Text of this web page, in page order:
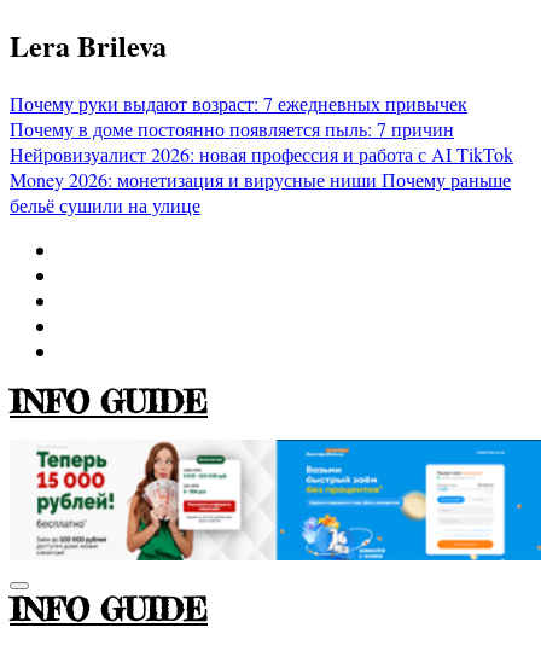
Перейти
к
Lera Brileva
Почему руки выдают возраст: 7 ежедневных привычек
Почему в доме постоянно появляется пыль: 7 причин
Нейровизуалист 2026: новая профессия и работа с AITikTok
Money 2026: монетизация и вирусные ниши Почему раньше
бельё сушили на улице
INFO GUIDE
INFO GUIDE